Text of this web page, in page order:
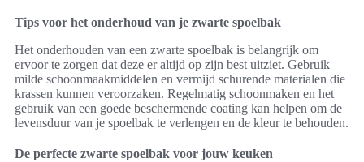
Tips voor het onderhoud van je zwarte spoelbak
Het onderhouden van een zwarte spoelbak is belangrijk om
ervoor te zorgen dat deze er altijd op zijn best uitziet. Gebruik
milde schoonmaakmiddelen en vermijd schurende materialen die
krassen kunnen veroorzaken. Regelmatig schoonmaken en het
gebruik van een goede beschermende coating kan helpen om de
levensduur van je spoelbak te verlengen en de kleur te behouden.
De perfecte zwarte spoelbak voor jouw keuken